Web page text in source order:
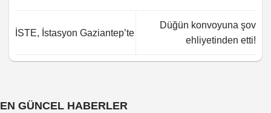
İSTE, İstasyon Gaziantep’te
Düğün konvoyuna şov
ehliyetinden etti!
EN GÜNCEL HABERLER